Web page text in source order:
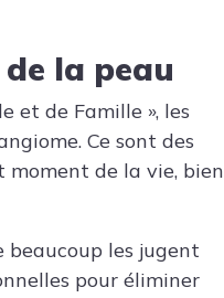
la peau
et de Famille », les
Ce sont des
de la vie, bien
les jugent
pour éliminer